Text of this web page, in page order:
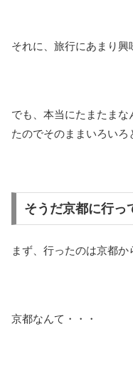
それに、旅行にあまり興
でも、本当にたまたま
たのでそのままいろいろ
そうだ京都に行っ
まず、行ったのは京都か
京都なんて・・・